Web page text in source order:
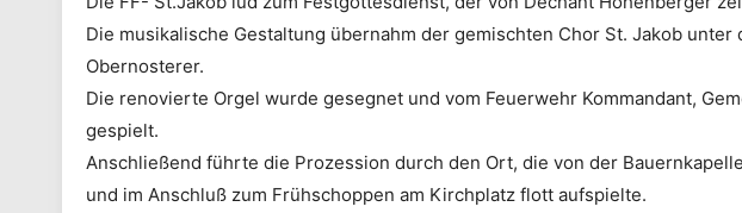
Die musikalische Gestaltung übernahm der gemischten Chor St. Jakob unter
Obernosterer.
Die renovierte Orgel wurde gesegnet und vom Feuerwehr Kommandant,
gespielt.
Anschließend führte die Prozession durch den Ort, die von der
und im Anschluß zum Frühschoppen am Kirchplatz flott aufspielte.